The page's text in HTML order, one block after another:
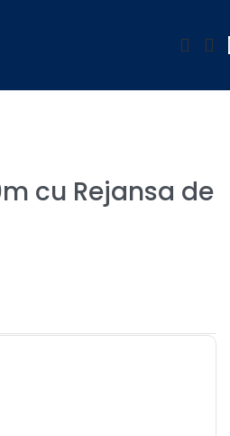
cu Rejansa de